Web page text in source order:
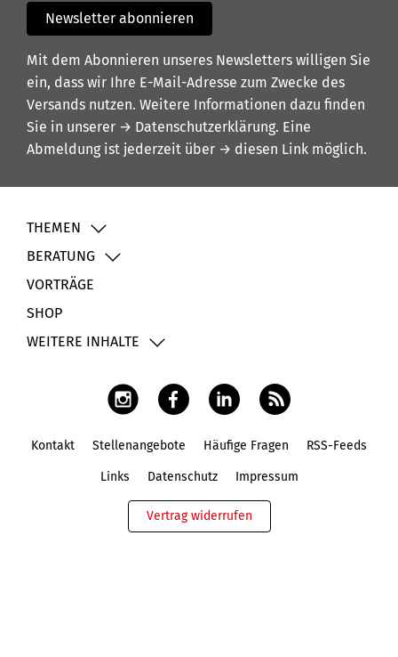
Newsletter abonnieren
Mit dem Abonnieren unseres Newsletters willigen Sie
ein, dass wir Ihre E-Mail-Adresse zum Zwecke des
Versands nutzen. Weitere Informationen dazu finden
Sie in unserer → Datenschutzerklärung. Eine
Abmeldung ist jederzeit über → diesen Link möglich.
THEMEN
BERATUNG
VORTRÄGE
SHOP
WEITERE INHALTE
Kontakt Stellenangebote Häufige Fragen RSS-Feeds
Links Datenschutz Impressum
Vertrag widerrufen